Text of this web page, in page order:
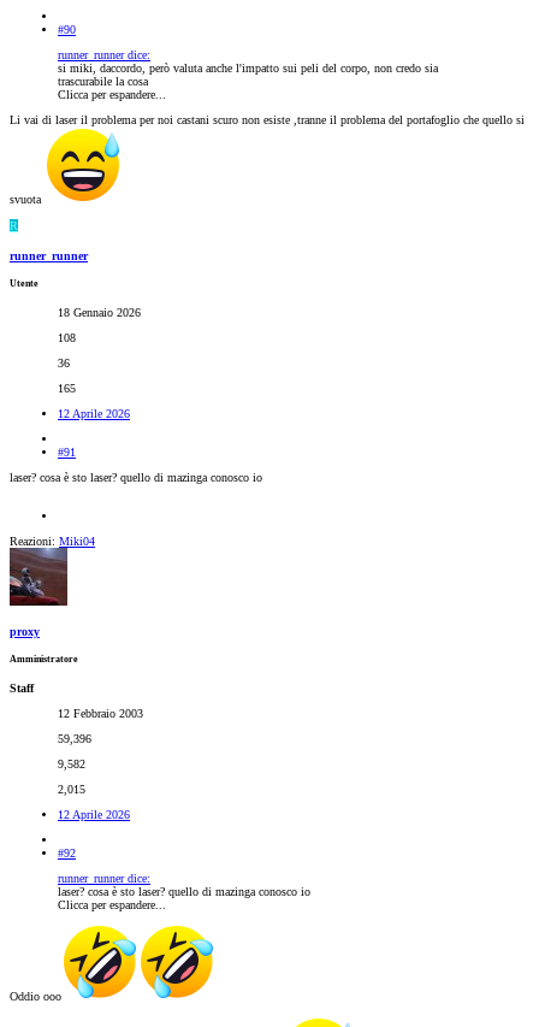
#90
runner_runner dice:
si miki, daccordo, però valuta anche l'impatto sui peli del corpo, non credo sia
trascurabile la cosa
Clicca per espandere...
Li vai di laser il problema per noi castani scuro non esiste ,tranne il problema del portafoglio che quello si
svuota
R
runner_runner
Utente
18 Gennaio 2026
108
36
165
12 Aprile 2026
#91
laser? cosa è sto laser? quello di mazinga conosco io
Reazioni: Miki04
proxy
Amministratore
Staff
12 Febbraio 2003
59,396
9,582
2,015
12 Aprile 2026
#92
runner_runner dice:
laser? cosa è sto laser? quello di mazinga conosco io
Clicca per espandere...
Oddio ooo